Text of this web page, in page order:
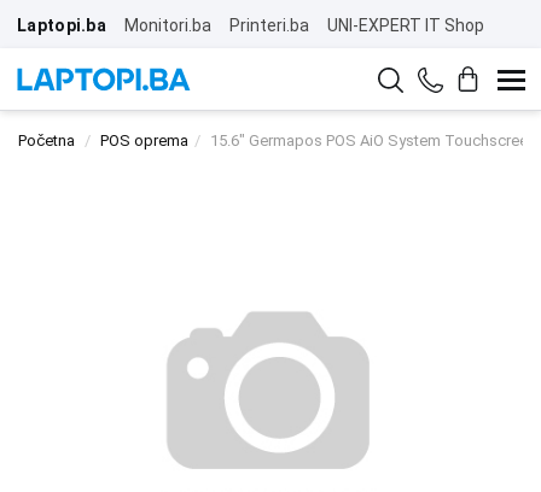
Laptopi.ba Monitori.ba Printeri.ba UNI-EXPERT IT Shop
Početna POS oprema 15.6" Germapos POS AiO System Touchscreen